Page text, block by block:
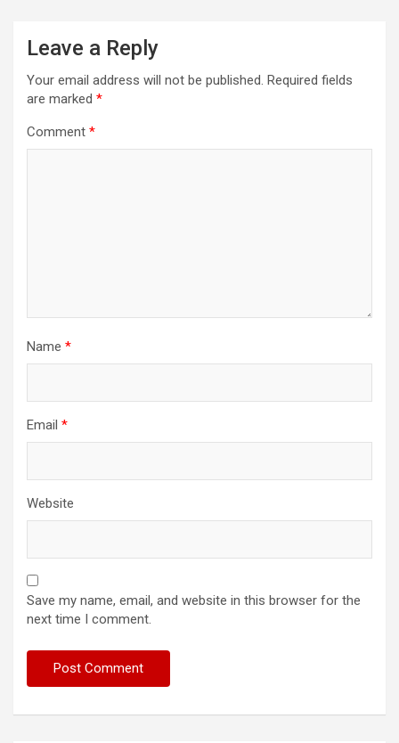
Leave a Reply
Your email address will not be published. Required fields
are marked *
Comment *
Name *
Email *
Website
Save my name, email, and website in this browser for the
next time I comment.